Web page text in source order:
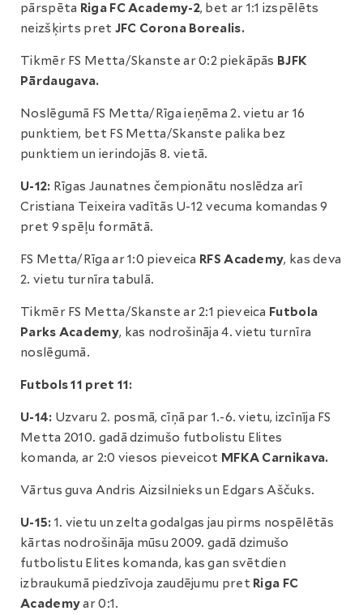
pārspēta Riga FC Academy-2, bet ar 1:1 izspēlēts
neizšķirts pret JFC Corona Borealis.
Tikmēr FS Metta/Skanste ar 0:2 piekāpās BJFK
Pārdaugava.
Noslēgumā FS Metta/Rīga ieņēma 2. vietu ar 16
punktiem, bet FS Metta/Skanste palika bez
punktiem un ierindojās 8. vietā.
U-12: Rīgas Jaunatnes čempionātu noslēdza arī
Cristiana Teixeira vadītās U-12 vecuma komandas 9
pret 9 spēļu formātā.
FS Metta/Rīga ar 1:0 pieveica RFS Academy, kas deva
2. vietu turnīra tabulā.
Tikmēr FS Metta/Skanste ar 2:1 pieveica Futbola
Parks Academy, kas nodrošināja 4. vietu turnīra
noslēgumā.
Futbols 11 pret 11:
U-14: Uzvaru 2. posmā, cīņā par 1.-6. vietu, izcīnīja FS
Metta 2010. gadā dzimušo futbolistu Elites
komanda, ar 2:0 viesos pieveicot MFKA Carnikava.
Vārtus guva Andris Aizsilnieks un Edgars Aščuks.
U-15: 1. vietu un zelta godalgas jau pirms nospēlētās
kārtas nodrošināja mūsu 2009. gadā dzimušo
futbolistu Elites komanda, kas gan svētdien
izbraukumā piedzīvoja zaudējumu pret Riga FC
Academyar 0:1.